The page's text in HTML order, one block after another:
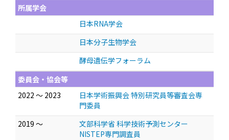
所属学会
日本RNA学会
日本分子生物学会
酵母遺伝学フォーラム
委員会・協会等
2022 ～ 2023
日本学術振興会 特別研究員等審査会専
門委員
2019 ～
文部科学省 科学技術予測センター
NISTEP専門調査員